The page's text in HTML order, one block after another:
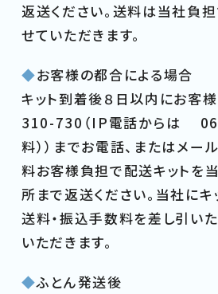
返送ください。送料は当社負
せていただきます。
◆お客様の都合による場合
キット到着後８日以内にお客
310-730（IP電話からは
料））までお電話、またはメー
料お客様負担で配送キットを
所まで返送ください。当社にキ
送料・振込手数料を差し引い
いただきます。
◆ふとん発送後